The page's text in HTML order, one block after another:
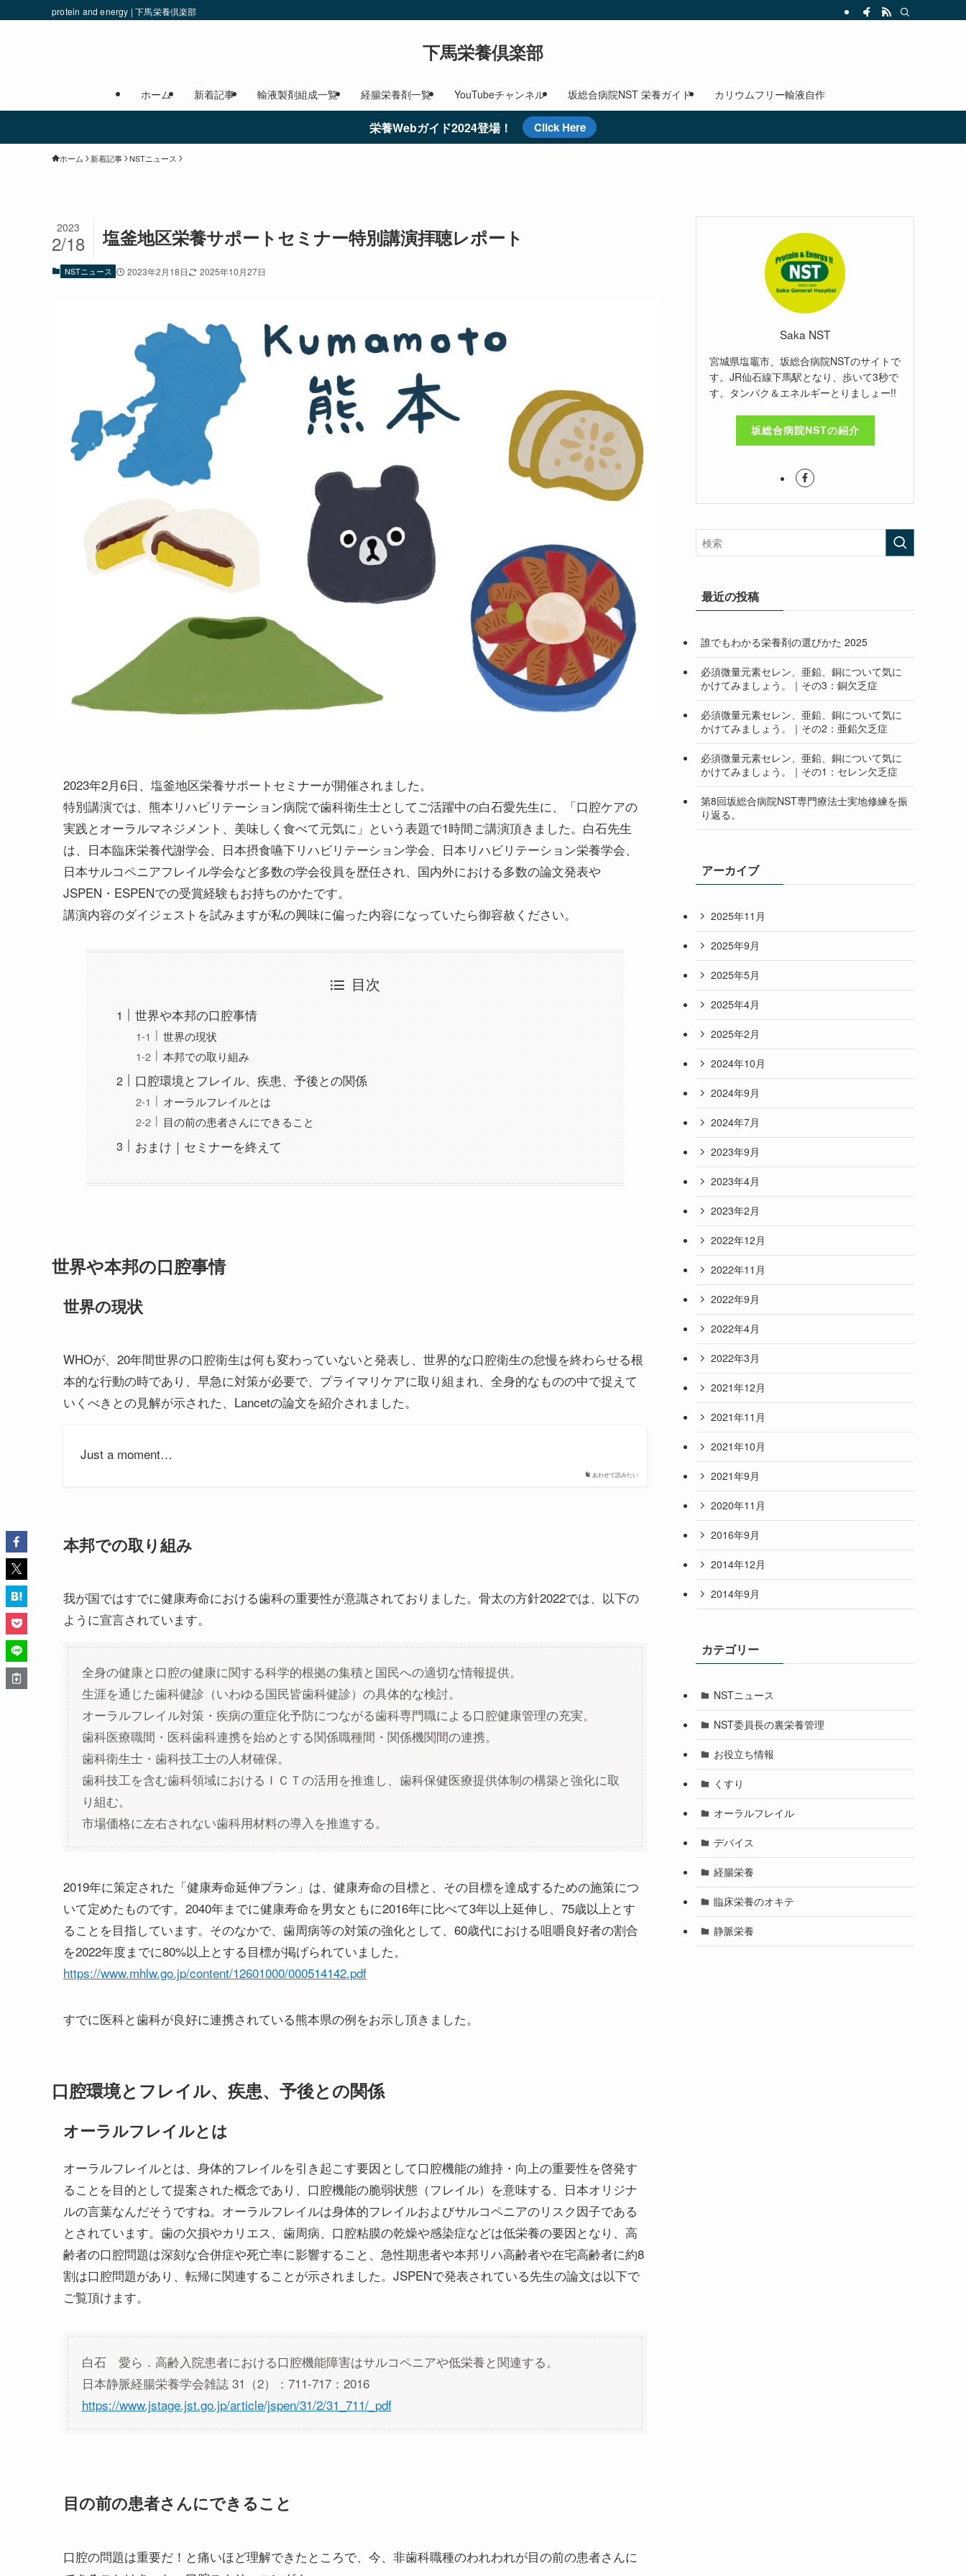
protein and energy | 下馬栄養倶楽部
下馬栄養倶楽部
ホーム 新着記事 輸液製剤組成一覧 経腸栄養剤一覧 YouTubeチャンネル 坂総合病院NST 栄養ガイド カリウムフリー輸液自作
栄養Webガイド2024登場！ Click Here
ホーム 新着記事 NSTニュース
塩釜地区栄養サポートセミナー特別講演拝聴レポート
2023
2/18
NSTニュース 2023年2月18日 2025年10月27日
2023年2月6日、塩釜地区栄養サポートセミナーが開催されました。
特別講演では、熊本リハビリテーション病院で歯科衛生士としてご活躍中の白石愛先生に、「口腔ケアの
実践とオーラルマネジメント、美味しく食べて元気に」という表題で1時間ご講演頂きました。白石先生
は、日本臨床栄養代謝学会、日本摂食嚥下リハビリテーション学会、日本リハビリテーション栄養学会、
日本サルコペニアフレイル学会など多数の学会役員を歴任され、国内外における多数の論文発表や
JSPEN・ESPENでの受賞経験もお持ちのかたです。
講演内容のダイジェストを試みますが私の興味に偏った内容になっていたら御容赦ください。
目次
世界や本邦の口腔事情
世界の現状
本邦での取り組み
口腔環境とフレイル、疾患、予後との関係
オーラルフレイルとは
目の前の患者さんにできること
おまけ｜セミナーを終えて
世界や本邦の口腔事情
世界の現状
WHOが、20年間世界の口腔衛生は何も変わっていないと発表し、世界的な口腔衛生の怠慢を終わらせる根
本的な行動の時であり、早急に対策が必要で、プライマリケアに取り組まれ、全身的なものの中で捉えて
いくべきとの見解が示された、Lancetの論文を紹介されました。
あわせて読みたい
Just a moment…
本邦での取り組み
我が国ではすでに健康寿命における歯科の重要性が意識されておりました。骨太の方針2022では、以下の
ように宣言されています。
全身の健康と口腔の健康に関する科学的根拠の集積と国民への適切な情報提供。
生涯を通じた歯科健診（いわゆる国民皆歯科健診）の具体的な検討。
オーラルフレイル対策・疾病の重症化予防につながる歯科専門職による口腔健康管理の充実。
歯科医療職間・医科歯科連携を始めとする関係職種間・関係機関間の連携。
歯科衛生士・歯科技工士の人材確保。
歯科技工を含む歯科領域におけるＩＣＴの活用を推進し、歯科保健医療提供体制の構築と強化に取
り組む。
市場価格に左右されない歯科用材料の導入を推進する。
2019年に策定された「健康寿命延伸プラン」は、健康寿命の目標と、その目標を達成するための施策につ
いて定めたものです。2040年までに健康寿命を男女ともに2016年に比べて3年以上延伸し、75歳以上とす
ることを目指しています。そのなかで、歯周病等の対策の強化として、60歳代における咀嚼良好者の割合
を2022年度までに80%以上とする目標が掲げられていました。
https://www.mhlw.go.jp/content/12601000/000514142.pdf
すでに医科と歯科が良好に連携されている熊本県の例をお示し頂きました。
口腔環境とフレイル、疾患、予後との関係
オーラルフレイルとは
オーラルフレイルとは、身体的フレイルを引き起こす要因として口腔機能の維持・向上の重要性を啓発す
ることを目的として提案された概念であり、口腔機能の脆弱状態（フレイル）を意味する、日本オリジナ
ルの言葉なんだそうですね。オーラルフレイルは身体的フレイルおよびサルコペニアのリスク因子である
とされています。歯の欠損やカリエス、歯周病、口腔粘膜の乾燥や感染症などは低栄養の要因となり、高
齢者の口腔問題は深刻な合併症や死亡率に影響すること、急性期患者や本邦リハ高齢者や在宅高齢者に約8
割は口腔問題があり、転帰に関連することが示されました。JSPENで発表されている先生の論文は以下で
ご覧頂けます。
白石 愛ら．高齢入院患者における口腔機能障害はサルコペニアや低栄養と関連する。
日本静脈経腸栄養学会雑誌 31（2）：711-717：2016
https://www.jstage.jst.go.jp/article/jspen/31/2/31_711/_pdf
目の前の患者さんにできること
口腔の問題は重要だ！と痛いほど理解できたところで、今、非歯科職種のわれわれが目の前の患者さんに
Saka NST
宮城県塩竈市、坂総合病院NSTのサイトで
す。JR仙石線下馬駅となり、歩いて3秒で
す。タンパク＆エネルギーとりましょー!!
坂総合病院NSTの紹介
最近の投稿
誰でもわかる栄養剤の選びかた 2025
必須微量元素セレン、亜鉛、銅について気に
かけてみましょう。｜その3：銅欠乏症
必須微量元素セレン、亜鉛、銅について気に
かけてみましょう。｜その2：亜鉛欠乏症
必須微量元素セレン、亜鉛、銅について気に
かけてみましょう。｜その1：セレン欠乏症
第8回坂総合病院NST専門療法士実地修練を振
り返る。
アーカイブ
2025年11月
2025年9月
2025年5月
2025年4月
2025年2月
2024年10月
2024年9月
2024年7月
2023年9月
2023年4月
2023年2月
2022年12月
2022年11月
2022年9月
2022年4月
2022年3月
2021年12月
2021年11月
2021年10月
2021年9月
2020年11月
2016年9月
2014年12月
2014年9月
カテゴリー
NSTニュース
NST委員長の裏栄養管理
お役立ち情報
くすり
オーラルフレイル
デバイス
経腸栄養
臨床栄養のオキテ
静脈栄養